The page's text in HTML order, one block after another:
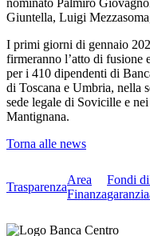
nominato Palmiro
Giuntella, Luigi
I primi giorni di gennaio
firmeranno l’atto di fusione
per i 410 dipendenti di
di Toscana e Umbria, nella
sede legale di Sovicille e
Mantignana.
Torna alle news
Trasparenza
Area
Finanza
Fondi di
garanzia